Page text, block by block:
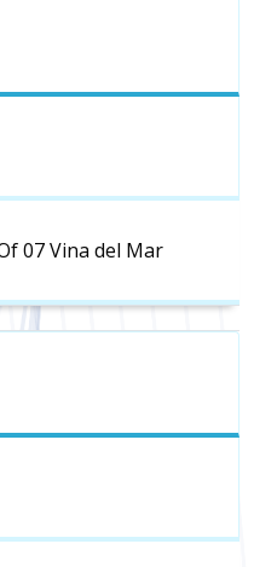
07 Vina del Mar